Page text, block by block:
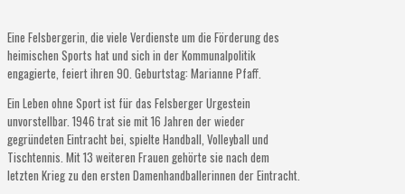
Eine Felsbergerin, die viele Verdienste um die Förderung des
heimischen Sports hat und sich in der Kommunalpolitik
engagierte, feiert ihren 90. Geburtstag: Marianne Pfaff.
Ein Leben ohne Sport ist für das Felsberger Urgestein
unvorstellbar. 1946 trat sie mit 16 Jahren der wieder
gegründeten Eintracht bei, spielte Handball, Volleyball und
Tischtennis. Mit 13 weiteren Frauen gehörte sie nach dem
letzten Krieg zu den ersten Damenhandballerinnen der Eintracht.